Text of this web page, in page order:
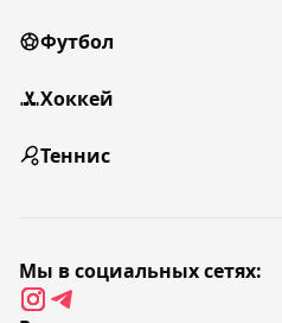
Футбол
Хоккей
Теннис
Мы в социальных сетях: